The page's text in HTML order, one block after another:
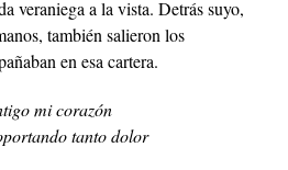
veraniega a la vista. Detrás suyo,
también salieron los
en esa cartera.
mi corazón
tanto dolor